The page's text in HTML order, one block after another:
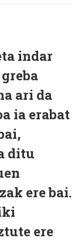
indar
ari da
ia erabat
ditu
ere bai.
ere